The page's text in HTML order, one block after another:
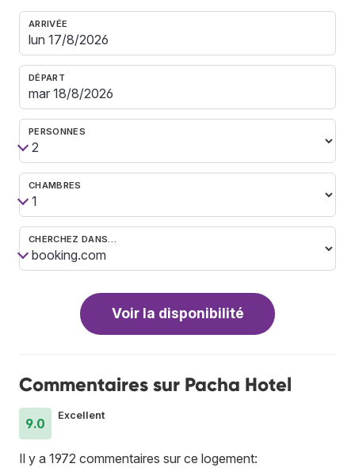
ARRIVÉE
DÉPART
PERSONNES
CHAMBRES
CHERCHEZ DANS…
Voir la disponibilité
Commentaires sur Pacha Hotel
9.0
Excellent
Il y a 1972 commentaires sur ce logement: